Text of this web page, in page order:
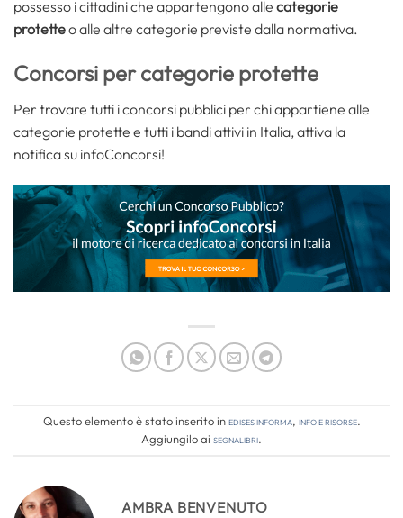
possesso i cittadini che appartengono alle categorie
protetteo alle altre categorie previste dalla normativa.
Concorsi per categorie protette
Per trovare tutti i concorsi pubblici per chi appartiene alle
categorie protette e tutti i bandi attivi in Italia, attiva la
notifica su infoConcorsi!
Questo elemento è stato inserito inEdises informa, Info e risorse.
Aggiungilo ai segnalibri.
AMBRA BENVENUTO